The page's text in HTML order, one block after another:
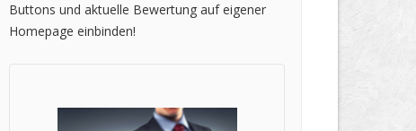
Buttons und aktuelle Bewertung auf eigener
Homepage einbinden!